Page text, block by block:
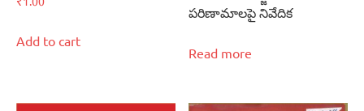
Add to cart
పరిణామాలపై నివేదిక
Read more